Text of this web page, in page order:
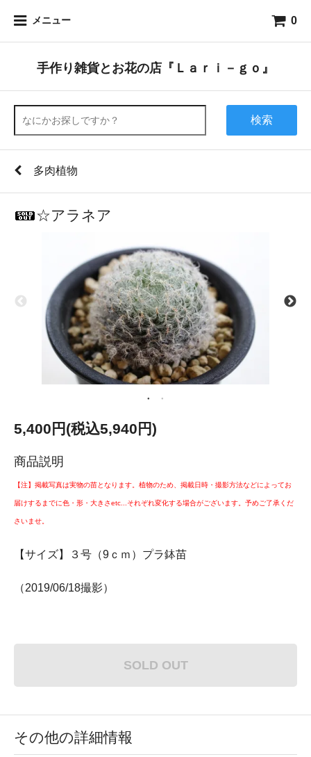
メニュー 0
手作り雑貨とお花の店『Ｌａｒｉ－ｇｏ』
検索
多肉植物
☆アラネア
5,400円(税込5,940円)
商品説明
【注】掲載写真は実物の苗となります。植物のため、掲載日時・撮影方法などによってお
届けするまでに色・形・大きさetc...それぞれ変化する場合がございます。予めご了承くだ
さいませ。
【サイズ】３号（9ｃｍ）プラ鉢苗
（2019/06/18撮影）
SOLD OUT
その他の詳細情報